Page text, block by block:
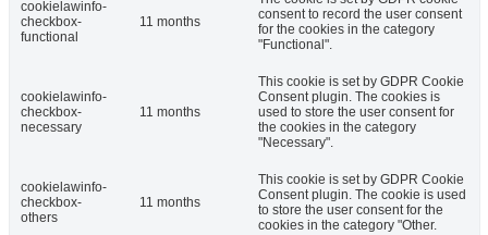
cookielawinfo-
checkbox-
functional
11 months
consent to record the user consent
for the cookies in the category
"Functional".
cookielawinfo-
checkbox-
necessary
11 months
This cookie is set by GDPR Cookie
Consent plugin. The cookies is
used to store the user consent for
the cookies in the category
"Necessary".
cookielawinfo-
checkbox-
others
11 months
This cookie is set by GDPR Cookie
Consent plugin. The cookie is used
to store the user consent for the
cookies in the category "Other.